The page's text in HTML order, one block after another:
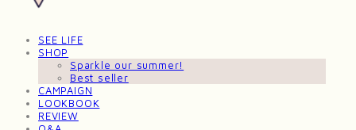
SEE LIFE
SHOP
Sparkle our summer!
Best seller
CAMPAIGN
LOOKBOOK
REVIEW